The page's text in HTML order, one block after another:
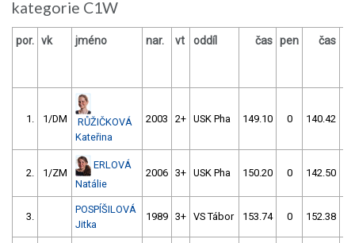
kategorie C1W
por. vk jméno nar. vt oddíl čas pen čas
1. 1/DM
RŮŽIČKOVÁ
Kateřina
2003 2+ USK Pha 149.10 0 140.42
2. 1/ZM
ERLOVÁ
Natálie
2006 3+ USK Pha 150.20 0 142.50
3.
POSPÍŠILOVÁ
Jitka
1989 3+ VS Tábor 153.74 0 152.38